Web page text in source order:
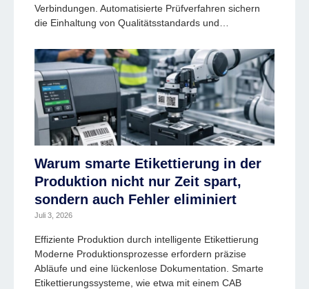
Verbindungen. Automatisierte Prüfverfahren sichern
die Einhaltung von Qualitätsstandards und…
Warum smarte Etikettierung in der
Produktion nicht nur Zeit spart,
sondern auch Fehler eliminiert
Juli 3, 2026
Effiziente Produktion durch intelligente Etikettierung
Moderne Produktionsprozesse erfordern präzise
Abläufe und eine lückenlose Dokumentation. Smarte
Etikettierungssysteme, wie etwa mit einem CAB